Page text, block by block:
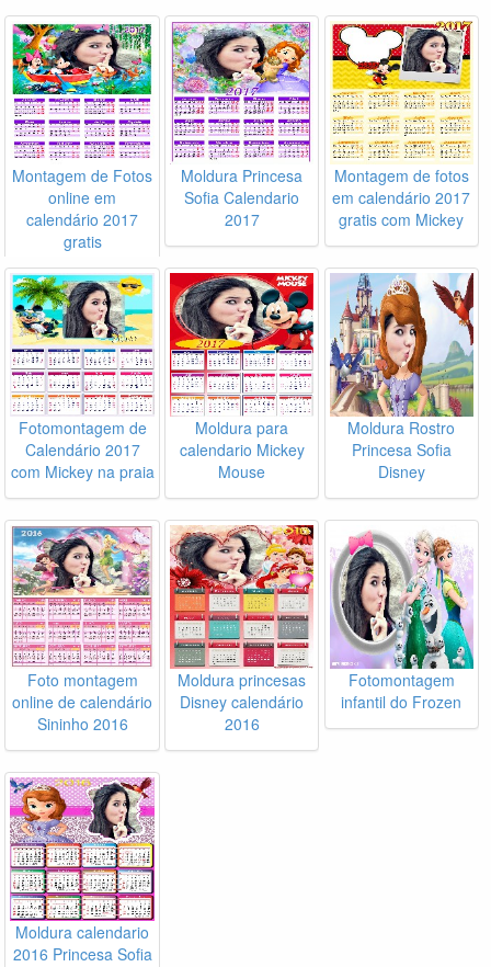
Montagem de Fotos
online em
calendário 2017
gratis
Moldura Princesa
Sofia Calendario
2017
Montagem de fotos
em calendário 2017
gratis com Mickey
Fotomontagem de
Calendário 2017
com Mickey na praia
Moldura para
calendario Mickey
Mouse
Moldura Rostro
Princesa Sofia
Disney
Foto montagem
online de calendário
Sininho 2016
Moldura princesas
Disney calendário
2016
Fotomontagem
infantil do Frozen
Moldura calendario
2016 Princesa Sofia